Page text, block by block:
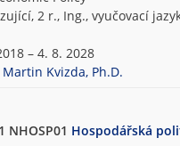
2 r., Ing., vyučovací
– 4. 8. 2028
Kvizda, Ph.D.
NHOSP01 Hospodářská